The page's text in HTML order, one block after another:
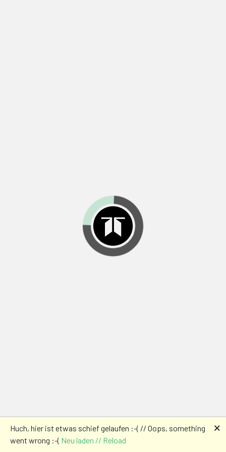
Huch, hier ist etwas schief gelaufen :-( // Oops, something
went wrong :-( Neu laden // Reload
🗙